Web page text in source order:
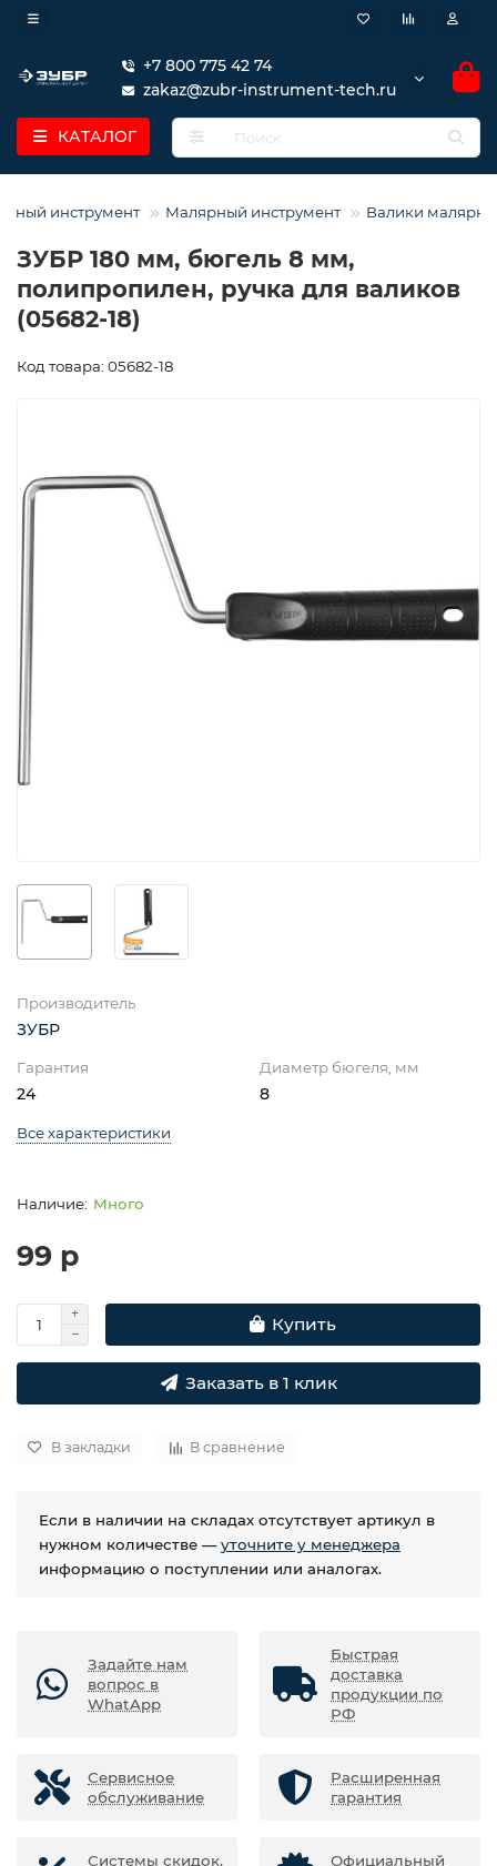
+7 800 775 42 74
zakaz@zubr-instrument-tech.ru
КАТАЛОГ
инструмент Малярный инструмент Валики
ЗУБР 180 мм, бюгель 8 мм,
полипропилен, ручка для валиков
(05682-18)
Код товара: 05682-18
Производитель
ЗУБР
Гарантия
24
Диаметр бюгеля, мм
8
Все характеристики
Много
99 р
Купить
Заказать в 1 клик
В закладки В сравнение
Если в наличии на складах отсутствует артикул в
нужном количестве —уточните у менеджера
информацию о поступлении или аналогах.
Задайте нам
вопрос в
WhatApp
Быстрая
доставка
продукции по
РФ
Сервисное
обслуживание
Расширенная
гарантия
Системы скидок,
Официальный